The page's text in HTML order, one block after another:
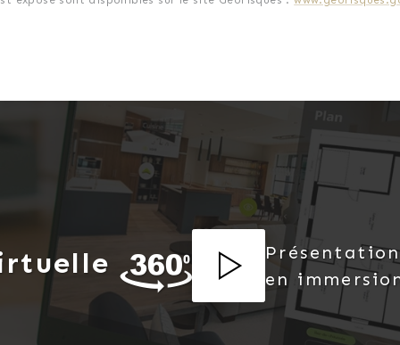
indépendant en immobilier, Jonathan Gubello au
en